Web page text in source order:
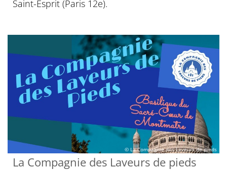
Saint-Esprit (Paris 12e).
© La Compagnie des Laveurs de pieds
La Compagnie des Laveurs de pieds